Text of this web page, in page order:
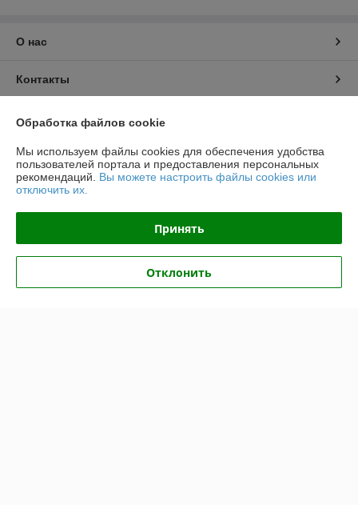
О нас
Контакты
Доставка и оплата
График работы
Полная версия сайта
Политика обработки cookies
Сайт создан на платформе Deal.by
Обработка файлов cookie
Мы используем файлы cookies для обеспечения удобства
пользователей портала и предоставления персональных
рекомендаций. Вы можете настроить файлы cookies или
отключить их.
Принять
Отклонить